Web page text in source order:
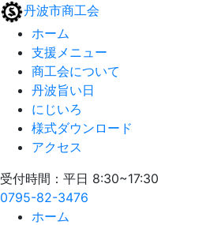
丹波市商工会
ホーム
支援メニュー
商工会について
丹波旨い日
にじいろ
様式ダウンロード
アクセス
受付時間：平日 8:30~17:30
0795-82-3476
ホーム